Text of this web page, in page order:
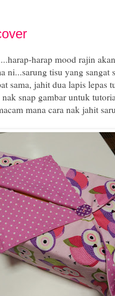
harap mood rajin
ni...sarung tisu yang sangat
sama, jahit dua lapis lepas
snap gambar untuk
mana cara nak jahit